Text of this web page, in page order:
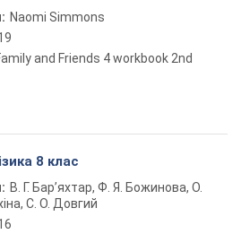
Naomi Simmons
and Friends 4 workbook 2nd
8 клас
В. Г. Бар’яхтар, Ф. Я. Божинова, О.
С. О. Довгий